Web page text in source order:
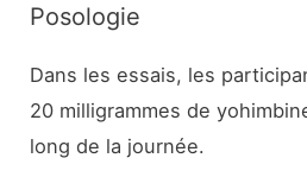
Posologie
Dans les essais, les
20 milligrammes de
long de la journée.